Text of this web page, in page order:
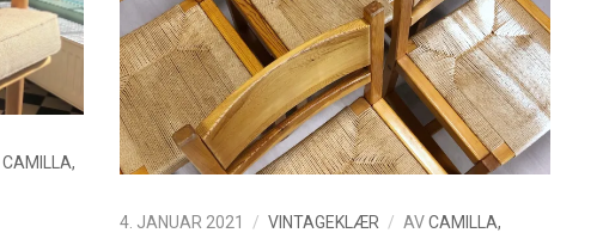
CAMILLA,
4. JANUAR 2021 VINTAGEKLÆR AVCAMILLA,